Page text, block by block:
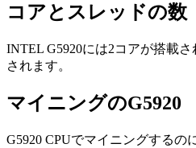
コアとスレッドの数
INTEL G5920には2コアが搭載
されます。
マイニングのG5920
G5920 CPUでマイニングするの